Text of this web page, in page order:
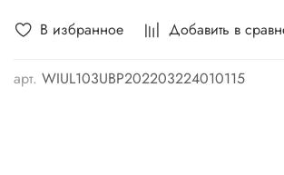
В избранное Добавить в
арт. WIUL103UBP202203224010115